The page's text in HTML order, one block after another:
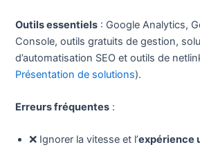
Outils essentiels : Google Analytics,
Console, outils gratuits de gestion,
d’automatisation SEO et outils de
Présentation de solutions).
Erreurs fréquentes :
❌ Ignorer la vitesse et l’expérience